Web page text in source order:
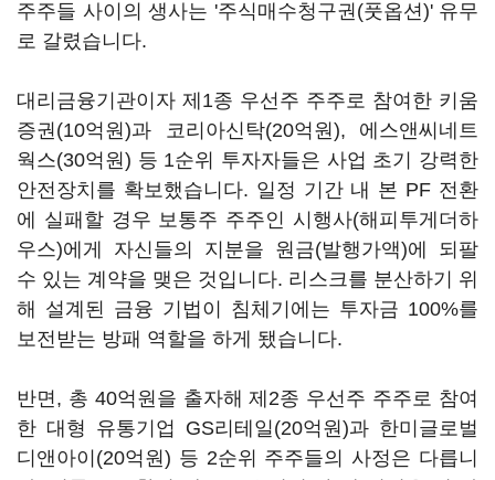
주주들 사이의 생사는 '주식매수청구권(풋옵션)' 유무
로 갈렸습니다.
대리금융기관이자 제1종 우선주 주주로 참여한 키움
증권(10억원)과 코리아신탁(20억원), 에스앤씨네트
웍스(30억원) 등 1순위 투자자들은 사업 초기 강력한
안전장치를 확보했습니다. 일정 기간 내 본 PF 전환
에 실패할 경우 보통주 주주인 시행사(해피투게더하
우스)에게 자신들의 지분을 원금(발행가액)에 되팔
수 있는 계약을 맺은 것입니다. 리스크를 분산하기 위
해 설계된 금융 기법이 침체기에는 투자금 100%를
보전받는 방패 역할을 하게 됐습니다.
반면, 총 40억원을 출자해 제2종 우선주 주주로 참여
한 대형 유통기업 GS리테일(20억원)과 한미글로벌
디앤아이(20억원) 등 2순위 주주들의 사정은 다릅니